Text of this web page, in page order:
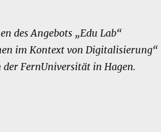
des Angebots „Edu Lab“
im Kontext von Digitalisierung“
FernUniversität in Hagen.